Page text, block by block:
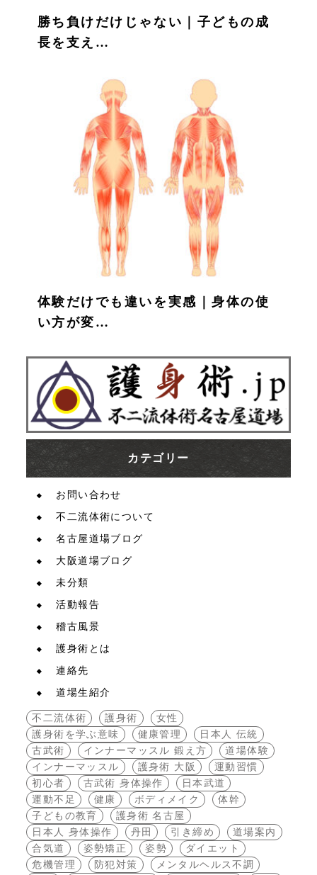
勝ち負けだけじゃない｜子どもの成
長を支え…
体験だけでも違いを実感｜身体の使
い方が変…
カテゴリー
お問い合わせ
不二流体術について
名古屋道場ブログ
大阪道場ブログ
未分類
活動報告
稽古風景
護身術とは
連絡先
道場生紹介
不二流体術 護身術
女性
護身術を学ぶ意味
健康管理
日本人 伝統
古武術
インナーマッスル 鍛え方
道場体験
インナーマッスル
護身術 大阪
運動習慣
初心者
古武術 身体操作
日本武道
運動不足
健康 ボディメイク
体幹
子どもの教育
護身術 名古屋
日本人 身体操作
丹田 引き締め
道場案内
合気道
姿勢矯正 姿勢
ダイエット
危機管理
防犯対策
メンタルヘルス不調